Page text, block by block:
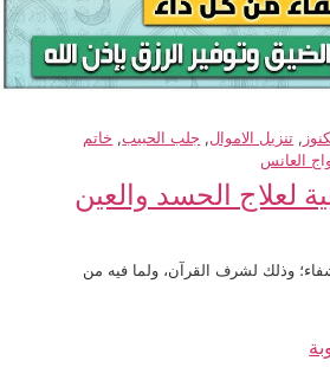
, تنزيل الاموال, جلب الحبيب, خاتم
العانس
لعلاج الحسد والعين
وذلك لشرف القرآن، ولما فيه من